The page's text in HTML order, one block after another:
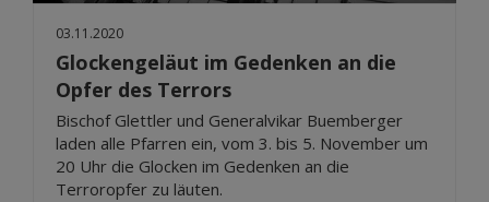
03.11.2020
Glockengeläut im Gedenken an die
Opfer des Terrors
Bischof Glettler und Generalvikar Buemberger
laden alle Pfarren ein, vom 3. bis 5. November um
20 Uhr die Glocken im Gedenken an die
Terroropfer zu läuten.